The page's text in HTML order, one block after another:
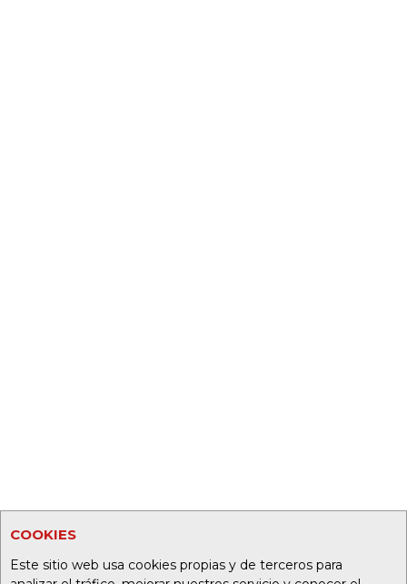
COOKIES
Este sitio web usa cookies propias y de terceros para